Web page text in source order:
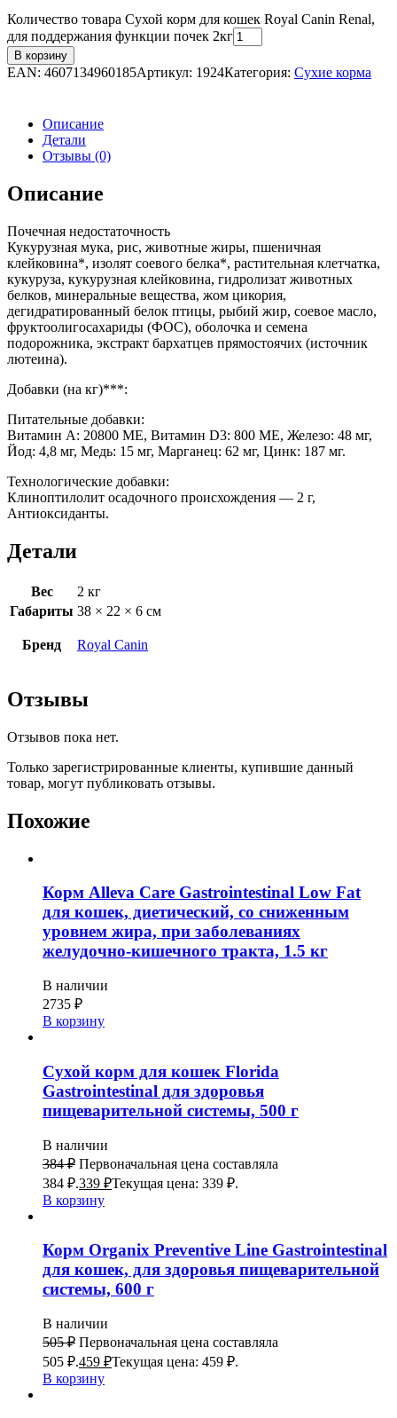
Количество товара Сухой корм для кошек Royal Canin Renal,
для поддержания функции почек 2кг
В корзину
EAN: 4607134960185Артикул: 1924Категория: Сухие корма
Описание
Детали
Отзывы (0)
Описание
Почечная недостаточность
Кукурузная мука, рис, животные жиры, пшеничная
клейковина*, изолят соевого белка*, растительная клетчатка,
кукуруза, кукурузная клейковина, гидролизат животных
белков, минеральные вещества, жом цикория,
дегидратированный белок птицы, рыбий жир, соевое масло,
фруктоолигосахариды (ФОС), оболочка и семена
подорожника, экстракт бархатцев прямостоячих (источник
лютеина).
Добавки (на кг)***:
Питательные добавки:
Витамин А: 20800 МЕ, Витамин D3: 800 МЕ, Железо: 48 мг,
Йод: 4,8 мг, Медь: 15 мг, Марганец: 62 мг, Цинк: 187 мг.
Технологические добавки:
Клиноптилолит осадочного происхождения — 2 г,
Антиоксиданты.
Детали
Вес
2 кг
Габариты 38 × 22 × 6 см
Бренд Royal Canin
Отзывы
Отзывов пока нет.
Только зарегистрированные клиенты, купившие данный
товар, могут публиковать отзывы.
Похожие
Корм Alleva Care Gastrointestinal Low Fat
для кошек, диетический, со сниженным
уровнем жира, при заболеваниях
желудочно-кишечного тракта, 1.5 кг
В наличии
2735 ₽
В корзину
Сухой корм для кошек Florida
Gastrointestinal для здоровья
пищеварительной системы, 500 г
В наличии
384₽ Первоначальная цена составляла
384 ₽.339 ₽Текущая цена: 339 ₽.
В корзину
Корм Organix Preventive Line Gastrointestinal
для кошек, для здоровья пищеварительной
системы, 600 г
В наличии
505₽ Первоначальная цена составляла
505 ₽.459 ₽Текущая цена: 459 ₽.
В корзину